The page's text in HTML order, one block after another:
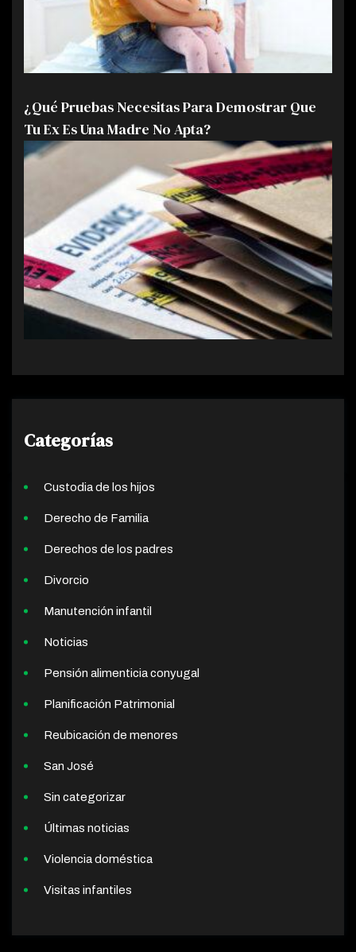
¿Qué Pruebas Necesitas Para Demostrar Que
Tu Ex Es Una Madre No Apta?
Categorías
Custodia de los hijos
Derecho de Familia
Derechos de los padres
Divorcio
Manutención infantil
Noticias
Pensión alimenticia conyugal
Planificación Patrimonial
Reubicación de menores
San José
Sin categorizar
Últimas noticias
Violencia doméstica
Visitas infantiles